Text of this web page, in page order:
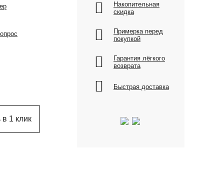
в 1 клик
Накопительная
скидка
Примерка перед
покупкой
Гарантия лёгкого
возврата
Быстрая доставка